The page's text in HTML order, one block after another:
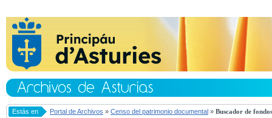
Estás en Portal de Archivos » Censo del patrimonio documental » Buscador de